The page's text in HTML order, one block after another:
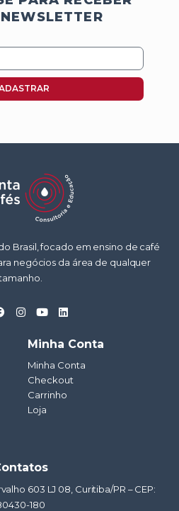
Brasil, focado em ensino de café
negócios da área de qualquer
I
n
m
Y
o
t
u
b
e
L
i
e
d
i
n
Minha Conta
Minha Conta
Checkout
Carrinho
Loja
603 LJ 08, Curitiba/PR – CEP:
180